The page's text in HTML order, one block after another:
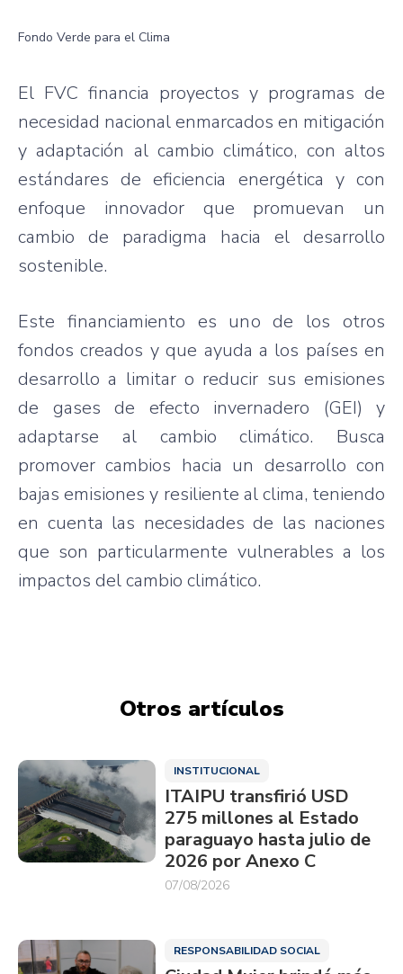
Fondo Verde para el Clima
El FVC financia proyectos y programas de
necesidad nacional enmarcados en mitigación
y adaptación al cambio climático, con altos
estándares de eficiencia energética y con
enfoque innovador que promuevan un
cambio de paradigma hacia el desarrollo
sostenible.
Este financiamiento es uno de los otros
fondos creados y que ayuda a los países en
desarrollo a limitar o reducir sus emisiones
de gases de efecto invernadero (GEI) y
adaptarse al cambio climático. Busca
promover cambios hacia un desarrollo con
bajas emisiones y resiliente al clima, teniendo
en cuenta las necesidades de las naciones
que son particularmente vulnerables a los
impactos del cambio climático.
Otros artículos
INSTITUCIONAL
ITAIPU transfirió USD
275 millones al Estado
paraguayo hasta julio de
2026 por Anexo C
07/08/2026
RESPONSABILIDAD SOCIAL